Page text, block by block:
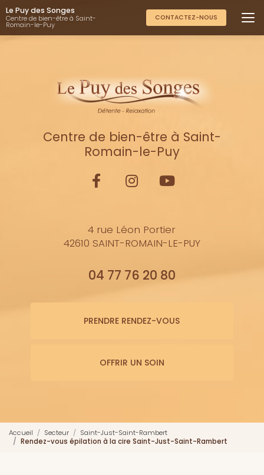
Aller
au
contenu
principal
Le Puy des Songes
Centre de bien-être à Saint-
Romain-le-Puy
CONTACTEZ-NOUS
Centre de bien-être à Saint-
Romain-le-Puy
4 rue Léon Portier
42610 SAINT-ROMAIN-LE-PUY
04 77 76 20 80
PRENDRE RENDEZ-VOUS
OFFRIR UN SOIN
Accueil Secteur
Saint-Just-Saint-Rambert
Rendez-vous épilation à la cire Saint-Just-Saint-Rambert